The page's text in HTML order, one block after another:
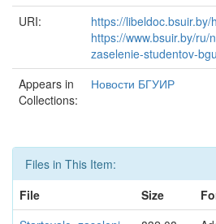
URI:
https://
https://www.bsuir.by/
zaselenie-studentov-
Appears in
Collections:
Новости БГУИР
Files in This Item:
File
Size